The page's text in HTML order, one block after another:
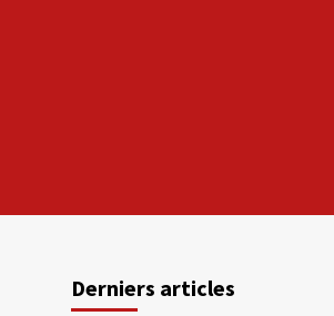
Derniers articles